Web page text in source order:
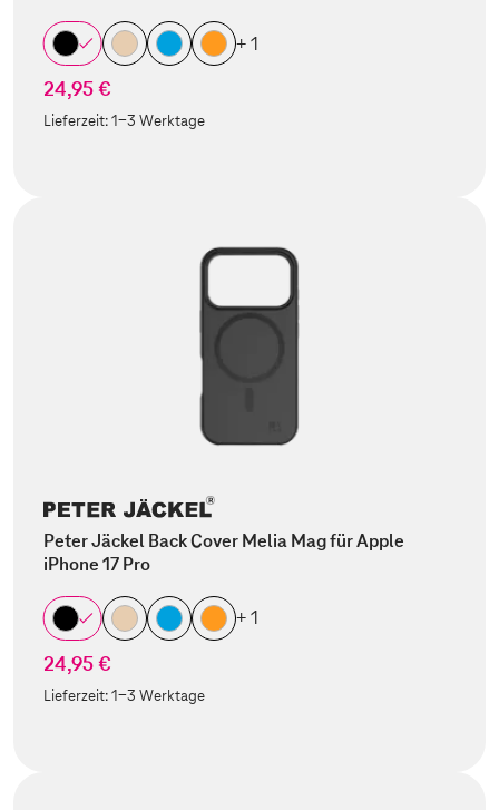
+ 1
24,95 €
Lieferzeit:1-3 Werktage
Peter Jäckel Back Cover Melia Mag für Apple
iPhone 17 Pro
+ 1
24,95 €
Lieferzeit:1-3 Werktage